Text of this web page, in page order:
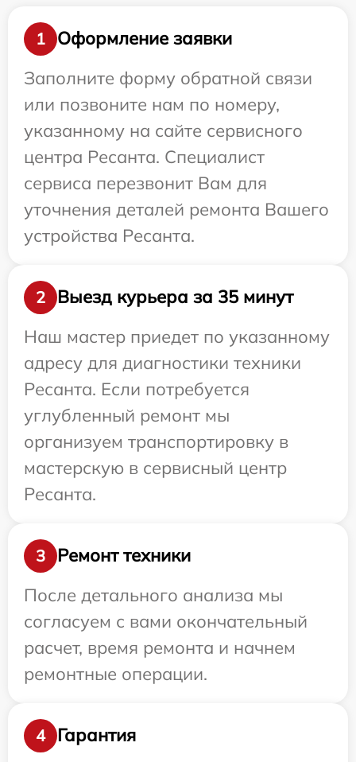
1
Оформление заявки
Заполните форму обратной связи
или позвоните нам по номеру,
указанному на сайте сервисного
центра Ресанта. Специалист
сервиса перезвонит Вам для
уточнения деталей ремонта Вашего
устройства Ресанта.
2
Выезд курьера за 35 минут
Наш мастер приедет по указанному
адресу для диагностики техники
Ресанта. Если потребуется
углубленный ремонт мы
организуем транспортировку в
мастерскую в сервисный центр
Ресанта.
3
Ремонт техники
После детального анализа мы
согласуем с вами окончательный
расчет, время ремонта и начнем
ремонтные операции.
4
Гарантия